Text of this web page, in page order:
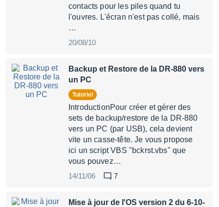
contacts pour les piles quand tu
l'ouvres. L'écran n'est pas collé, mais
…
20/08/10
Backup et Restore de la DR-880 vers
un PC
Tutoriel
IntroductionPour créer et gérer des
sets de backup/restore de la DR-880
vers un PC (par USB), cela devient
vite un casse-tête. Je vous propose
ici un script VBS "bckrst.vbs" que
vous pouvez…
14/11/06
7
Mise à jour de l'OS version 2 du 6-10-